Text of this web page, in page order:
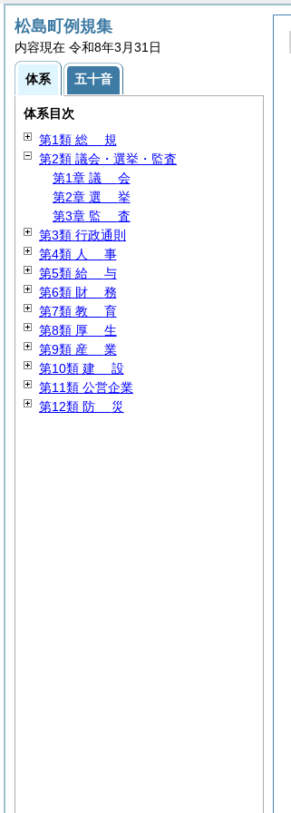
松島町例規集
内容現在 令和8年3月31日
体系 五十音
体系目次
第1類 総 規
第2類 議会・選挙・監査
第1章 議 会
第2章 選 挙
第3章 監 査
第3類 行政通則
第4類 人 事
第5類 給 与
第6類 財 務
第7類 教 育
第8類 厚 生
第9類 産 業
第10類 建 設
第11類 公営企業
第12類 防 災